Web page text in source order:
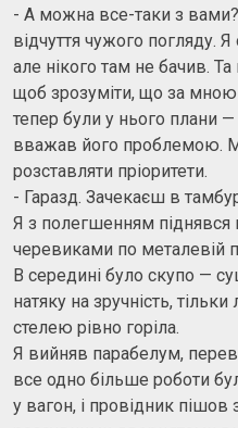
- А можна все-таки з
відчуття чужого погляду.
але нікого там не бачив.
щоб зрозуміти, що за мною
тепер були у нього плани
вважав його проблемою.
розставляти пріоритети.
- Гаразд. Зачекаєш в
Я з полегшенням піднявся
черевиками по металевій
В середині було скупо —
натяку на зручність,
стелею рівно горіла.
Я вийняв парабелум,
все одно більше роботи
у вагон, і провідник пішов